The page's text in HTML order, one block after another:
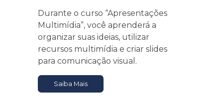
Durante o curso “Apresentações
Multimídia”, você aprenderá a
organizar suas ideias, utilizar
recursos multimídia e criar slides
para comunicação visual.
Saiba Mais